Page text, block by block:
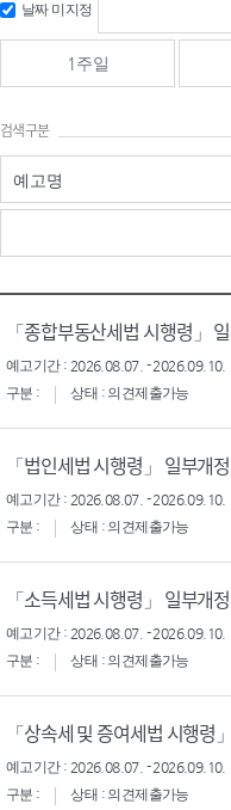
날짜 미지정
1주일
검색구분
예고명
「종합부동산세법 시행령」
예고기간 : 2026.08.07. - 2026.09.10.
구분 :
상태 : 의견제출가능
「법인세법 시행령」 일부개
예고기간 : 2026.08.07. - 2026.09.10.
구분 :
상태 : 의견제출가능
「소득세법 시행령」 일부개
예고기간 : 2026.08.07. - 2026.09.10.
구분 :
상태 : 의견제출가능
「상속세 및 증여세법 시행령
예고기간 : 2026.08.07. - 2026.09.10.
구분 :
상태 : 의견제출가능